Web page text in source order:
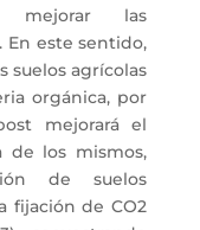
mejorar las
En este sentido,
suelos agrícolas
orgánica, por
mejorará el
de los mismos,
de suelos
fijación de CO2